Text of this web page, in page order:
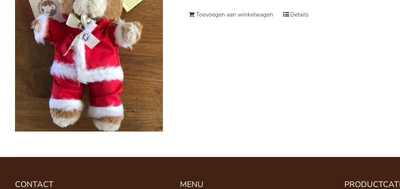
Toevoegen aan winkelwagen Details
CONTACT MENU